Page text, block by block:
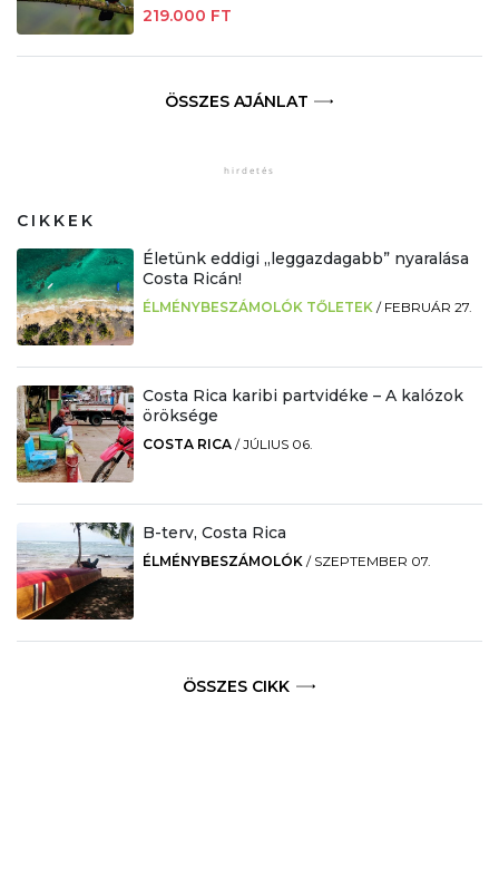
219.000 FT
ÖSSZES AJÁNLAT
CIKKEK
Életünk eddigi „leggazdagabb” nyaralása
Costa Ricán!
ÉLMÉNYBESZÁMOLÓK TŐLETEK / FEBRUÁR 27.
Costa Rica karibi partvidéke – A kalózok
öröksége
COSTA RICA /JÚLIUS 06.
B-terv, Costa Rica
ÉLMÉNYBESZÁMOLÓK / SZEPTEMBER 07.
ÖSSZES CIKK